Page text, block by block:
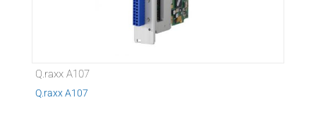
Q.raxx A107
Q.raxx A107